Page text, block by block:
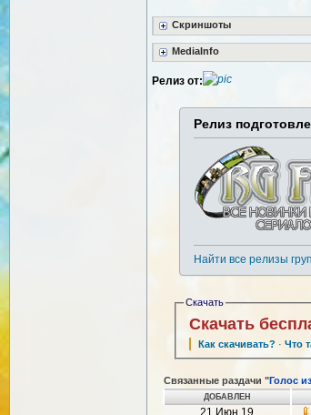
Скриншоты
MediaInfo
Релиз от:
Релиз
Найти все релизы
Скачать
Скачать
Как скачивать? ·Что
Связанные раздачи "Голос
ДОБАВЛЕН